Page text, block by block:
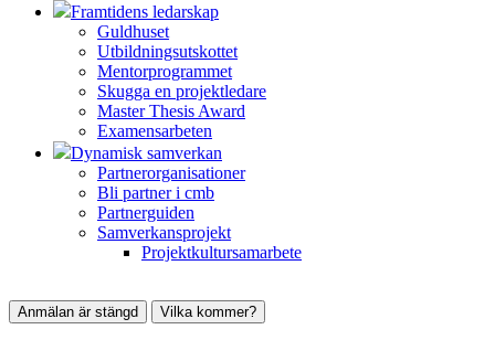
Framtidens ledarskap
Guldhuset
Utbildningsutskottet
Mentorprogrammet
Skugga en projektledare
Master Thesis Award
Examensarbeten
Dynamisk samverkan
Partnerorganisationer
Bli partner i cmb
Partnerguiden
Samverkansprojekt
Projektkultursamarbete
Anmälan är stängd Vilka kommer?